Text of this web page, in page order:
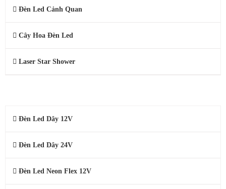
Đèn Led Cảnh Quan
Cây Hoa Đèn Led
Laser Star Shower
Đèn Led Dây 12V
Đèn Led Dây 24V
Đèn Led Neon Flex 12V